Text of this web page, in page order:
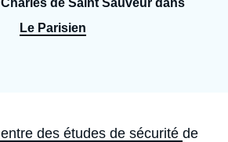
de Saint Sauveur dans
Le Parisien
des études de sécurité de